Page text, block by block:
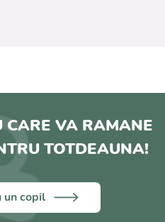
CARE VA RAMANE
TOTDEAUNA!
un copil